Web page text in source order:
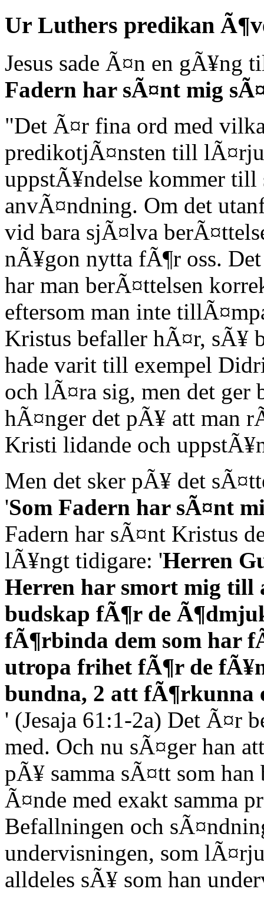
Ur Luthers predikan
Jesus sade Ã¤n en gÃ¥ng
Fadern har sÃ¤nt mig
"Det Ã¤r fina ord med
predikotjÃ¤nsten till
uppstÃ¥ndelse kommer
anvÃ¤ndning. Om det
vid bara sjÃ¤lva
nÃ¥gon nytta fÃ¶r oss.
har man berÃ¤ttelsen
eftersom man inte
Kristus befaller hÃ¤r, sÃ¥
hade varit till exempel
och lÃ¤ra sig, men det ger
hÃ¤nger det pÃ¥ att man
Kristi lidande och
Men det sker pÃ¥ det
'Som Fadern har sÃ¤nt
Fadern har sÃ¤nt Kristus
lÃ¥ngt tidigare: 'Herren
Herren har smort mig
budskap fÃ¶r de
fÃ¶rbinda dem som har
utropa frihet fÃ¶r de
bundna, 2 att fÃ¶rkunna
' (Jesaja 61:1-2a) Det Ã¤r
med. Och nu sÃ¤ger han
pÃ¥ samma sÃ¤tt som
Ã¤nde med exakt samma
Befallningen och
undervisningen, som
alldeles sÃ¥ som han